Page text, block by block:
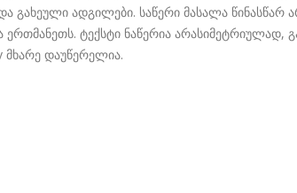
გახეული ადგილები. საწერი მასალა წინასწარ
ერთმანეთს. ტექსტი ნაწერია
მხარე დაუწერელია.